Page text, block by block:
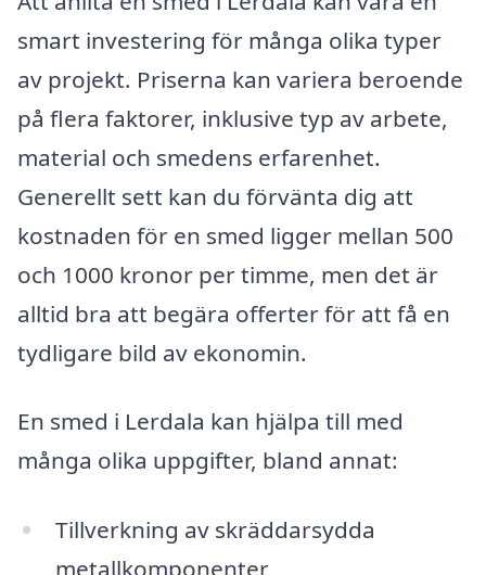
smart investering för många olika typer
av projekt. Priserna kan variera beroende
på flera faktorer, inklusive typ av arbete,
material och smedens erfarenhet.
Generellt sett kan du förvänta dig att
kostnaden för en smed ligger mellan 500
och 1000 kronor per timme, men det är
alltid bra att begära offerter för att få en
tydligare bild av ekonomin.
En smed i Lerdala kan hjälpa till med
många olika uppgifter, bland annat:
Tillverkning av skräddarsydda
metallkomponenter